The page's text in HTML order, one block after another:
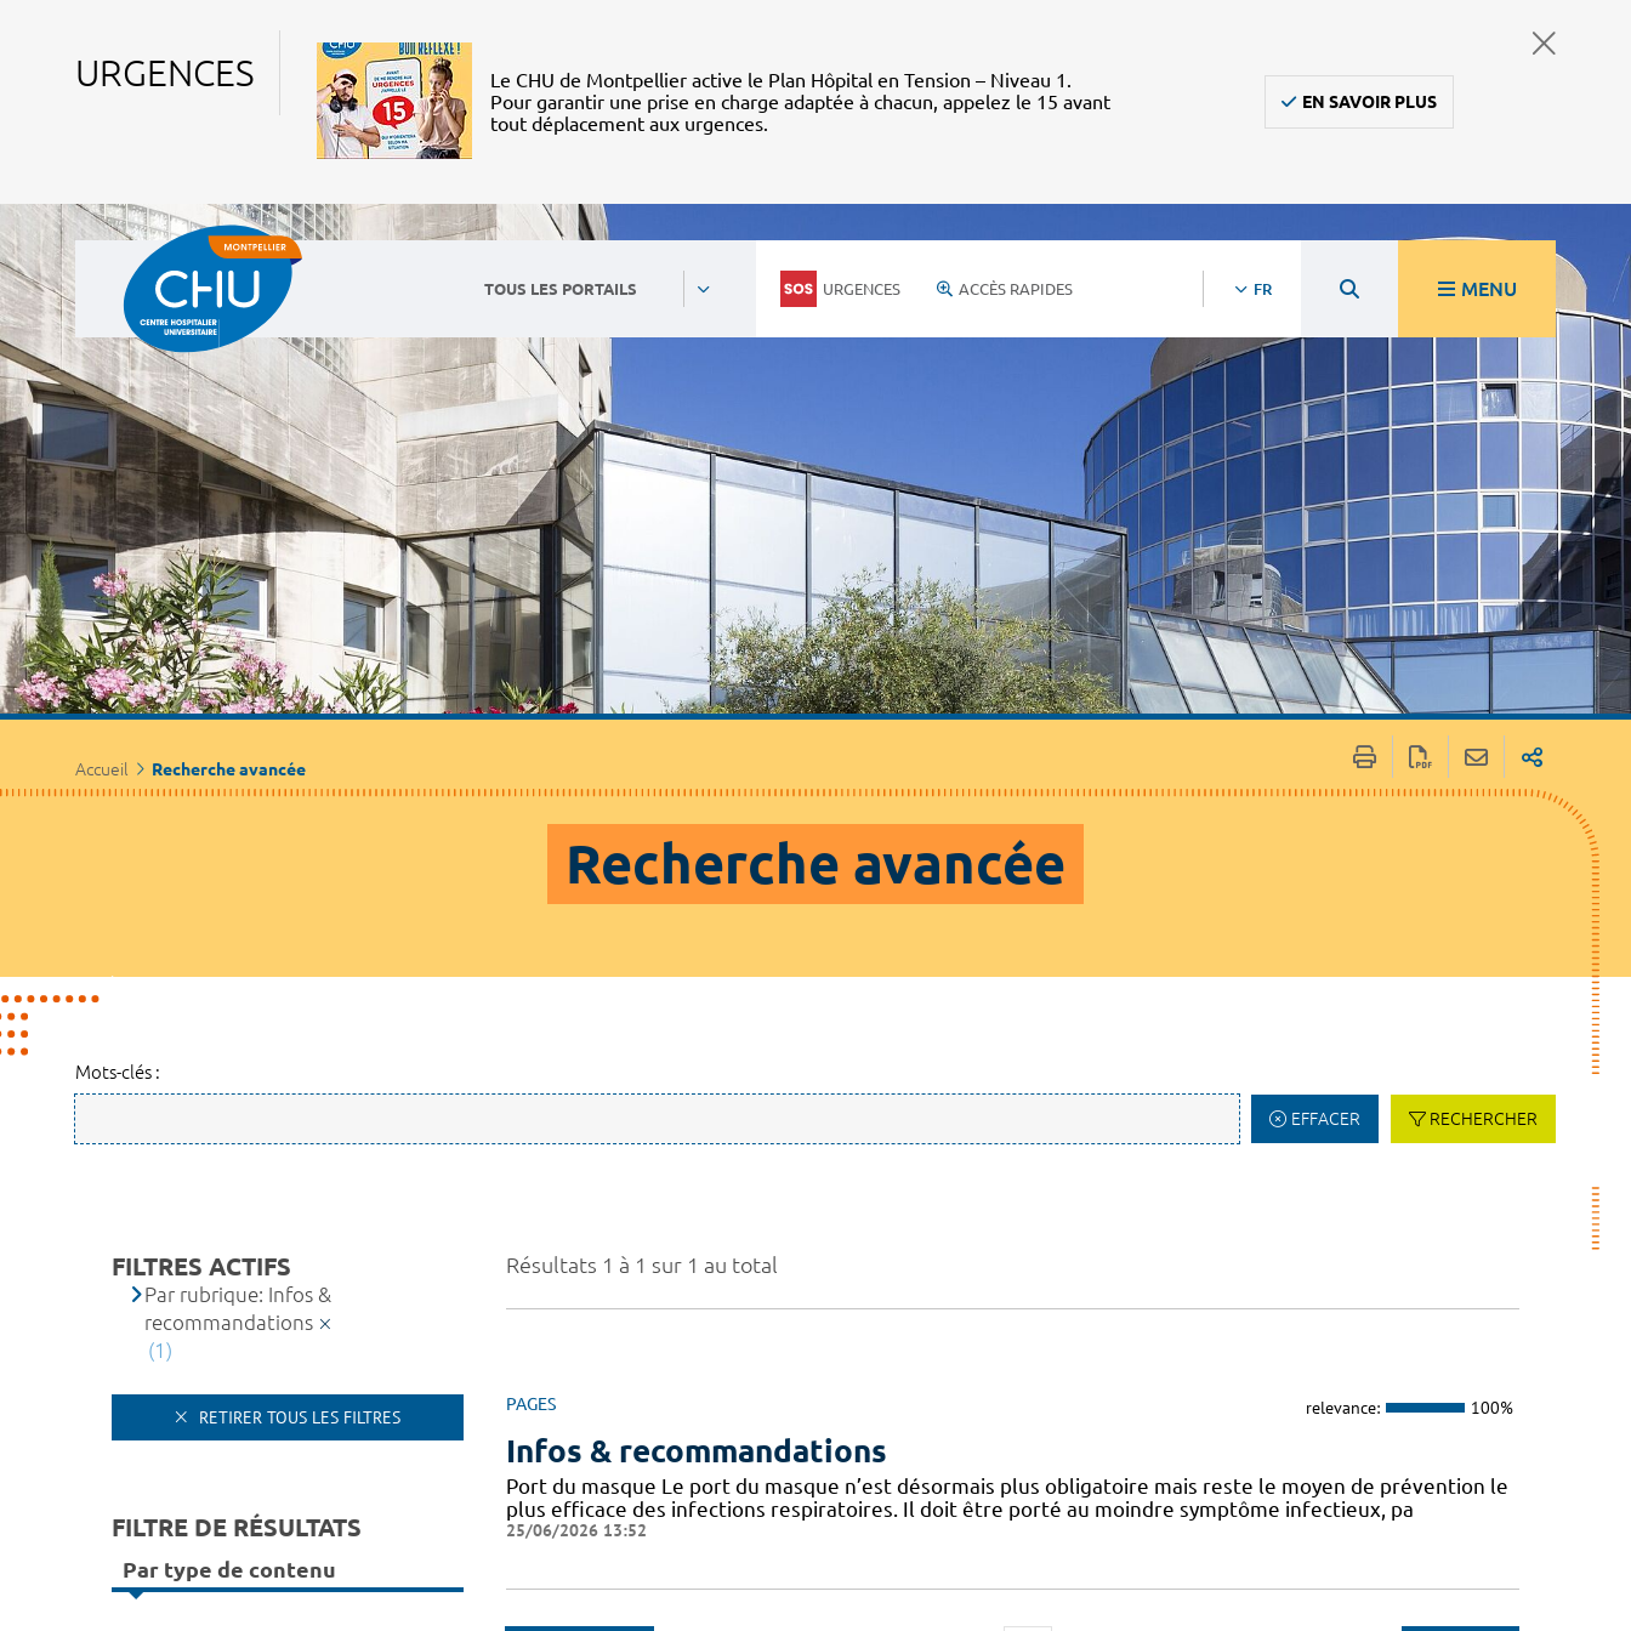
URGENCES
Le CHU de Montpellier active le Plan Hôpital en Tension – Niveau 1.
Pour garantir une prise en charge adaptée à chacun, appelez le 15 avant
tout déplacement aux urgences.
EN SAVOIR PLUS
TOUS LES PORTAILS URGENCES ACCÈS RAPIDES FR MENU
Accueil Recherche avancée
Recherche avancée
Mots-clés :
EFFACER RECHERCHER
Résultats 1 à 1 sur 1 au total
PAGES relevance: 100%
Infos & recommandations
Port du masque Le port du masque n’est désormais plus obligatoire mais reste le moyen de prévention le
plus efficace des infections respiratoires. Il doit être porté au moindre symptôme infectieux, pa
25/06/2026 13:52
FILTRES ACTIFS
Par rubrique: Infos &
recommandations
(1)
RETIRER TOUS LES FILTRES
FILTRE DE RÉSULTATS
Par type de contenu